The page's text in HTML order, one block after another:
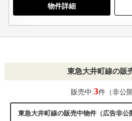
物件詳細
東急大井町線の販
販売中:3件（非公
東急大井町線の販売中物件（広告非公